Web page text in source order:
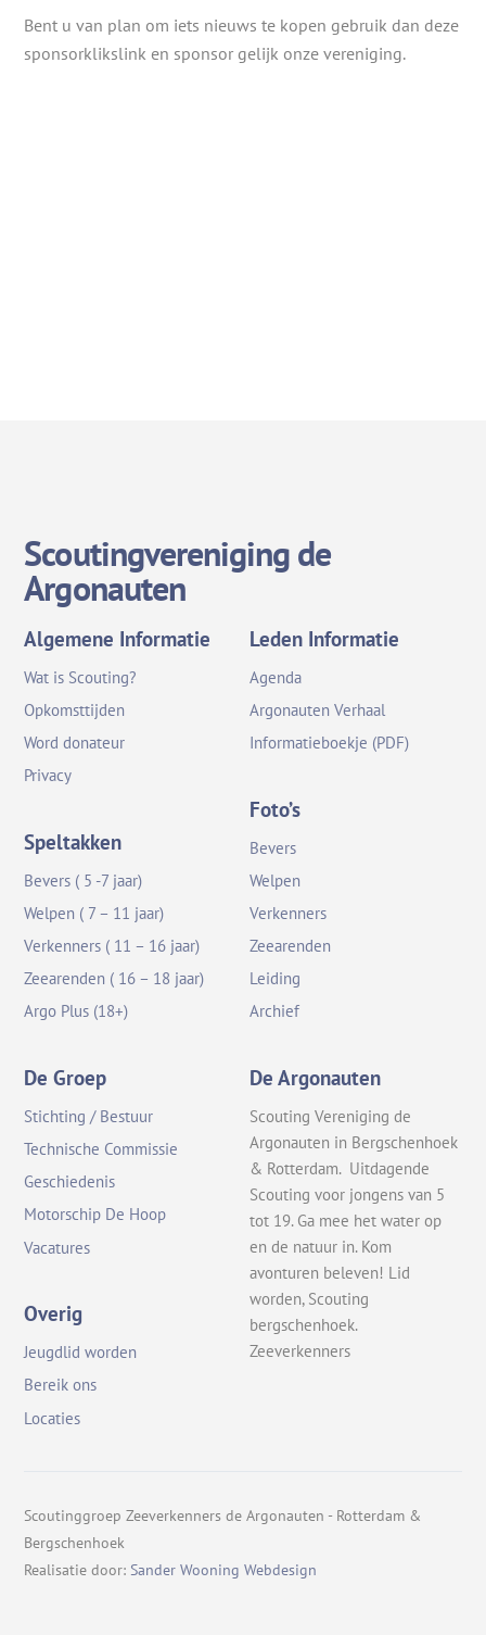
Bent u van plan om iets nieuws te kopen gebruik dan deze
sponsorklikslink en sponsor gelijk onze vereniging.
Scoutingvereniging de
Argonauten
Algemene Informatie
Wat is Scouting?
Opkomsttijden
Word donateur
Privacy
Speltakken
Bevers ( 5 -7 jaar)
Welpen ( 7 – 11 jaar)
Verkenners ( 11 – 16 jaar)
Zeearenden ( 16 – 18 jaar)
Argo Plus (18+)
Leden Informatie
Agenda
Argonauten Verhaal
Informatieboekje (PDF)
Foto’s
Bevers
Welpen
Verkenners
Zeearenden
Leiding
Archief
De Groep
Stichting / Bestuur
Technische Commissie
Geschiedenis
Motorschip De Hoop
Vacatures
Overig
Jeugdlid worden
Bereik ons
Locaties
De Argonauten
Scouting Vereniging de
Argonauten in Bergschenhoek
& Rotterdam. Uitdagende
Scouting voor jongens van 5
tot 19. Ga mee het water op
en de natuur in. Kom
avonturen beleven! Lid
worden, Scouting
bergschenhoek.
Zeeverkenners
Scoutinggroep Zeeverkenners de Argonauten - Rotterdam &
Bergschenhoek
Realisatie door: Sander Wooning Webdesign